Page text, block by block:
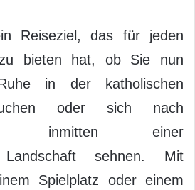
Reiseziel, das für jeden
bieten hat, ob Sie nun
in der katholischen
oder sich nach
inmitten einer
Landschaft sehnen. Mit
Spielplatz oder einem